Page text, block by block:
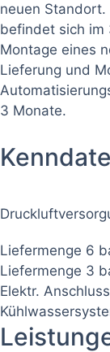
neuen Standort.
befindet sich im
Montage eines
Lieferung und
3 Monate.
Liefermenge 6
Liefermenge 3
Elektr.